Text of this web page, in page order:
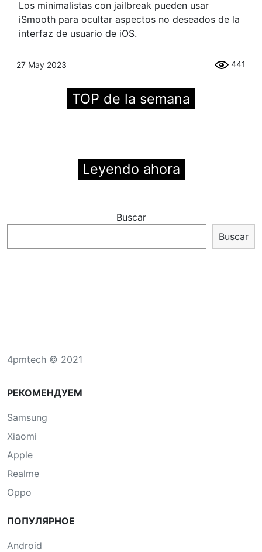
Los minimalistas con jailbreak pueden usar
iSmooth para ocultar aspectos no deseados de la
interfaz de usuario de iOS.
27 May 2023 441
TOP de la semana
Leyendo ahora
Buscar
Buscar
4pmtech © 2021
РЕКОМЕНДУЕМ
Samsung
Xiaomi
Apple
Realme
Oppo
ПОПУЛЯРНОЕ
Android